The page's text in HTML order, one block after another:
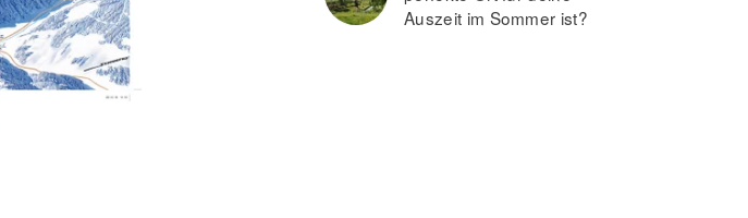
Auszeit im Sommer ist?